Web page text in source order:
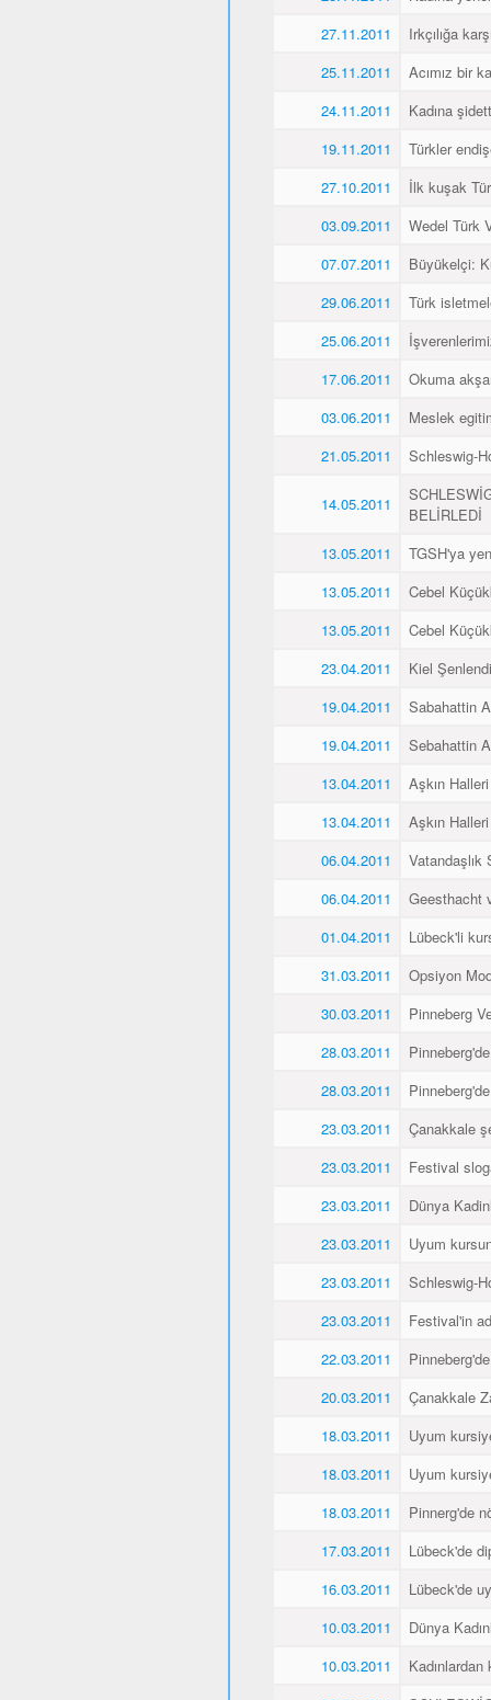
27.11.2011
Irkçılığa
25.11.2011
Acımız bir
24.11.2011
Kadına
19.11.2011
Türkler
27.10.2011
İlk kuşak
03.09.2011
Wedel Türk
07.07.2011
Büyükelçi:
29.06.2011
Türk
25.06.2011
17.06.2011
Okuma
03.06.2011
Meslek
21.05.2011
Schleswig-
14.05.2011
BELİRLEDİ
13.05.2011
TGSH'ya
13.05.2011
Cebel
13.05.2011
Cebel
23.04.2011
Kiel Şenlendi
19.04.2011
Sabahattin
19.04.2011
Sebahattin
13.04.2011
Aşkın Halleri
13.04.2011
Aşkın
06.04.2011
Vatandaşlık
06.04.2011
Geesthacht
01.04.2011
Lübeck'li
31.03.2011
Opsiyon
30.03.2011
Pinneberg
28.03.2011
28.03.2011
23.03.2011
Çanakkale
23.03.2011
Festival
23.03.2011
Dünya
23.03.2011
Uyum
23.03.2011
Schleswig-
23.03.2011
Festival'in
22.03.2011
20.03.2011
Çanakkale
18.03.2011
Uyum
18.03.2011
Uyum
18.03.2011
Pinnerg'de
17.03.2011
Lübeck'de
16.03.2011
Lübeck'de
10.03.2011
Dünya
10.03.2011
Kadınlardan